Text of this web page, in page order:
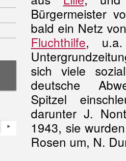
Bürgermeister
bald ein Netz
Fluchthilfe, u.a.
sich viele
deutsche
Spitzel
darunter J.
1943, sie
Rosen um, N.